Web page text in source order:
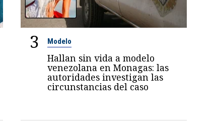
3 Modelo
Hallan sin vida a modelo
venezolana en Monagas: las
autoridades investigan las
circunstancias del caso